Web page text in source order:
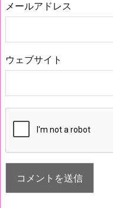
メールアドレス
ウェブサイト